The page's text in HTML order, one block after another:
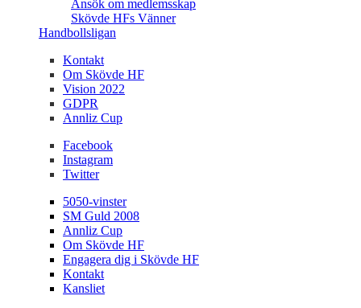
Ansök om medlemsskap
Skövde HFs Vänner
Handbollsligan
Kontakt
Om Skövde HF
Vision 2022
GDPR
Annliz Cup
Facebook
Instagram
Twitter
5050-vinster
SM Guld 2008
Annliz Cup
Om Skövde HF
Engagera dig i Skövde HF
Kontakt
Kansliet